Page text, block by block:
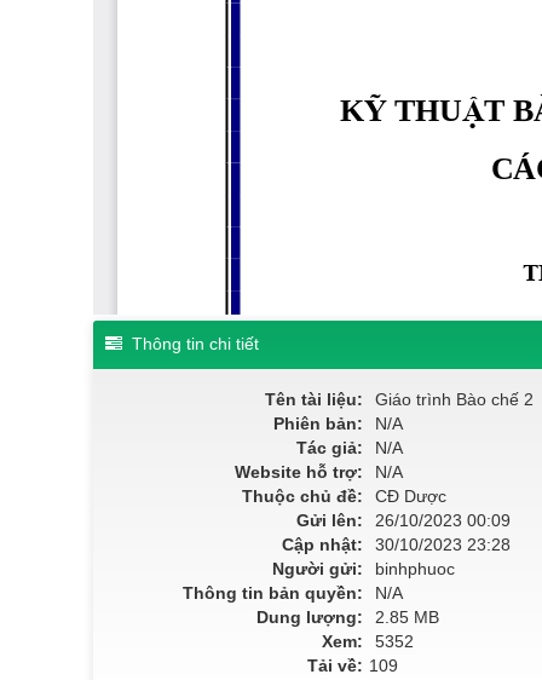
Thông tin chi tiết
Tên tài liệu:
Giáo trình Bào chế 2
Phiên bản:
N/A
Tác giả:
N/A
Website hỗ trợ:
N/A
Thuộc chủ đề:
CĐ Dược
Gửi lên:
26/10/2023 00:09
Cập nhật:
30/10/2023 23:28
Người gửi:
binhphuoc
Thông tin bản quyền:
N/A
Dung lượng:
2.85 MB
Xem:
5352
Tải về: 109